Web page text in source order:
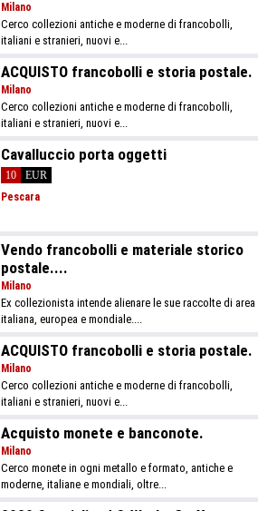
Milano
Cerco collezioni antiche e moderne di francobolli,
italiani e stranieri, nuovi e...
ACQUISTO francobolli e storia postale.
Milano
Cerco collezioni antiche e moderne di francobolli,
italiani e stranieri, nuovi e...
Cavalluccio porta oggetti
10
EUR
Pescara
Vendo francobolli e materiale storico
postale....
Milano
Ex collezionista intende alienare le sue raccolte di area
italiana, europea e mondiale....
ACQUISTO francobolli e storia postale.
Milano
Cerco collezioni antiche e moderne di francobolli,
italiani e stranieri, nuovi e...
Acquisto monete e banconote.
Milano
Cerco monete in ogni metallo e formato, antiche e
moderne, italiane e mondiali, oltre...